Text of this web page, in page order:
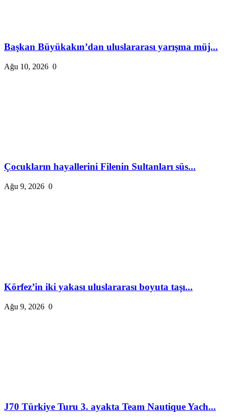
Başkan Büyükakın’dan uluslararası yarışma müj...
Ağu 10, 2026 0
Çocukların hayallerini Filenin Sultanları süs...
Ağu 9, 2026 0
Körfez’in iki yakası uluslararası boyuta taşı...
Ağu 9, 2026 0
J70 Türkiye Turu 3. ayakta Team Nautique Yach...